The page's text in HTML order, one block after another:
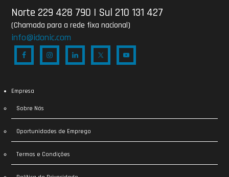
Norte 229 428 790 | Sul 210 131 427
(Chamada para a rede fixa nacional)
info@idonic.com
Empresa
Sobre Nós
Oportunidades de Emprego
Termos e Condições